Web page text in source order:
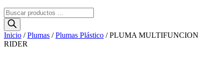
Búsqueda
de
productos
Inicio /Plumas /Plumas Plástico / PLUMA MULTIFUNCION
RIDER